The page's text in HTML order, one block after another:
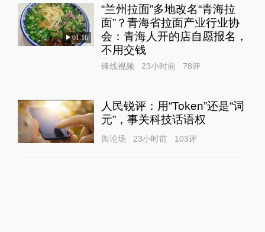
01:16
“兰州拉面”多地改名“青海拉
面”？青海省拉面产业行业协
会：青海人开的店自愿报名，
不用交钱
锋线视频 23小时前 78评
人民锐评：用“Token”还是“词
元”，事关科技话语权
舆论场 23小时前 103评